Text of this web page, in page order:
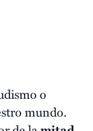
o
mundo.